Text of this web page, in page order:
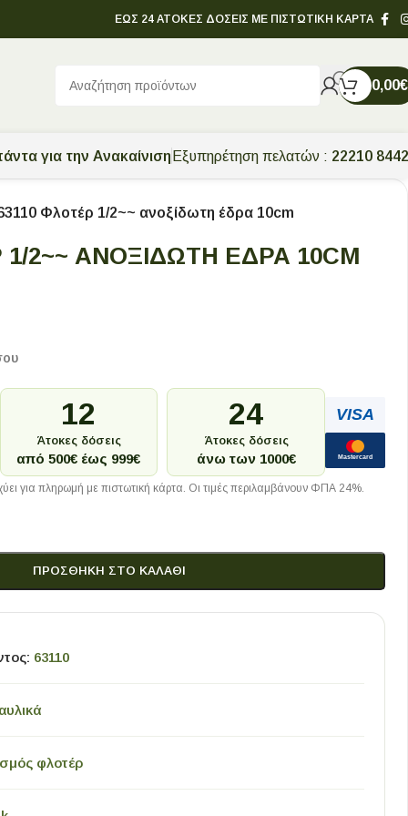
ΕΩΣ 24 ΑΤΟΚΕΣ ΔΟΣΕΙΣ ΜΕ ΠΙΣΤΩΤΙΚΗ ΚΑΡΤΑ
0,00€
για την Ανακαίνιση Εξυπηρέτηση πελατών : 22210
Φλοτέρ 1/2~~ ανοξίδωτη έδρα 10cm
2~~ ΑΝΟΞΊΔΩΤΗ ΈΔΡΑ 10CM
12
Άτοκες δόσεις
από 500€ έως 999€
24
Άτοκες δόσεις
άνω των 1000€
VISA
Mastercard
για πληρωμή με πιστωτική κάρτα. Οι τιμές περιλαμβάνουν ΦΠΑ 24%.
ΠΡΟΣΘΉΚΗ ΣΤΟ ΚΑΛΆΘΙ
63110
φλοτέρ